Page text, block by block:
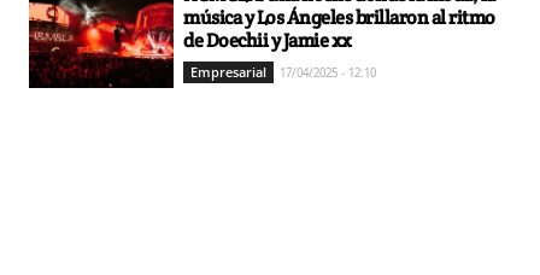
música y Los Ángeles brillaron al ritmo
de Doechii y Jamie xx
Empresarial 17/04/2025 - 12:10